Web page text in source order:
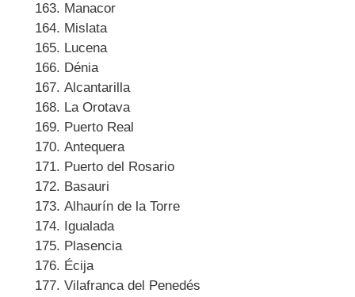
Manacor
Mislata
Lucena
Dénia
Alcantarilla
La Orotava
Puerto Real
Antequera
Puerto del Rosario
Basauri
Alhaurín de la Torre
Igualada
Plasencia
Écija
Vilafranca del Penedés